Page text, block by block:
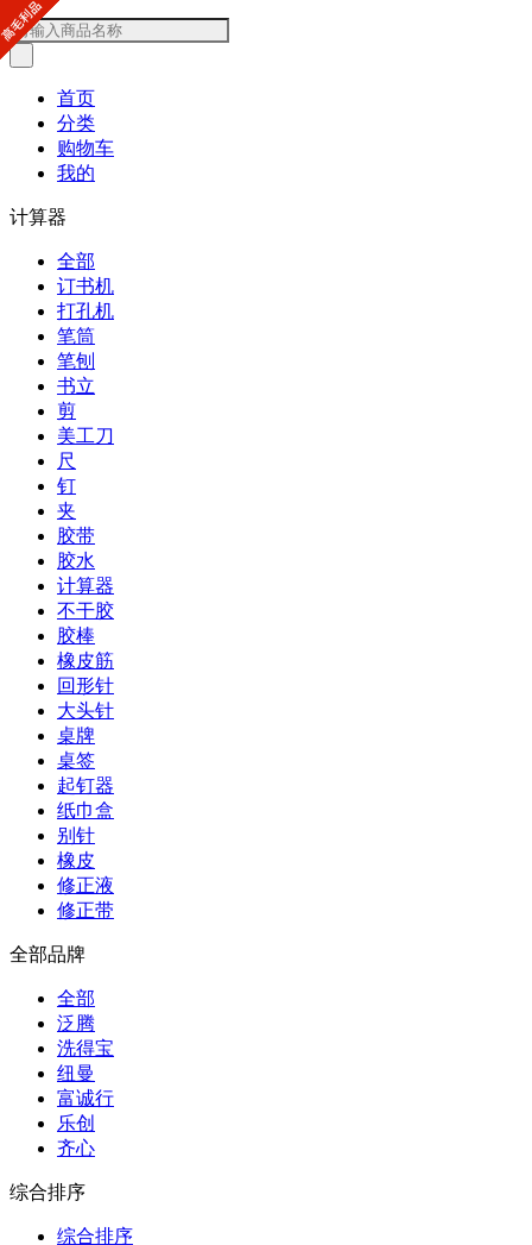
首页
分类
购物车
我的
计算器
全部
订书机
打孔机
笔筒
笔刨
书立
剪
美工刀
尺
钉
夹
胶带
胶水
计算器
不干胶
胶棒
橡皮筋
回形针
大头针
桌牌
桌签
起钉器
纸巾盒
别针
橡皮
修正液
修正带
全部品牌
全部
泛腾
洗得宝
纽曼
富诚行
乐创
齐心
综合排序
综合排序